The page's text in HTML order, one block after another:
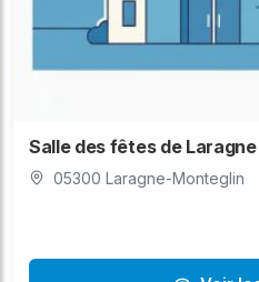
Salle des fêtes de
05300 Laragne-Monteglin